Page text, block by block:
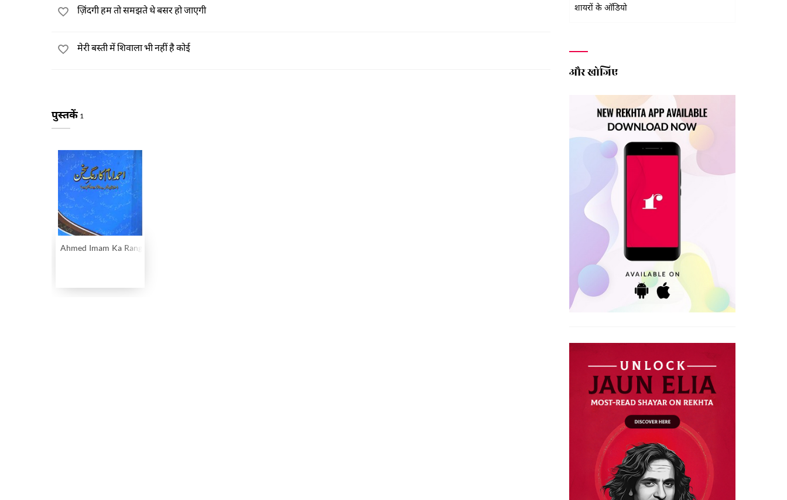
ज़िंदगी हम तो समझते थे बसर हो जाएगी
मेरी बस्ती में शिवाला भी नहीं है कोई
पुस्तकें 1
Ahmed Imam Ka Rang-e-Sukhan
शायरों के ऑडियो
और खोजिए